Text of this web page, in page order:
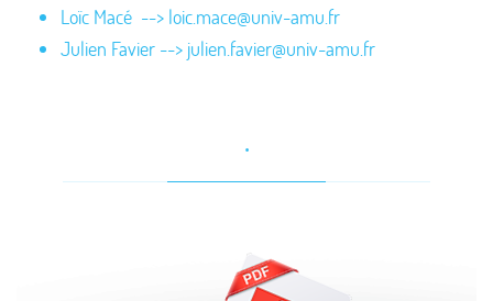
Loïc Macé --> loic.mace@univ-amu.fr
Julien Favier --> julien.favier@univ-amu.fr
.